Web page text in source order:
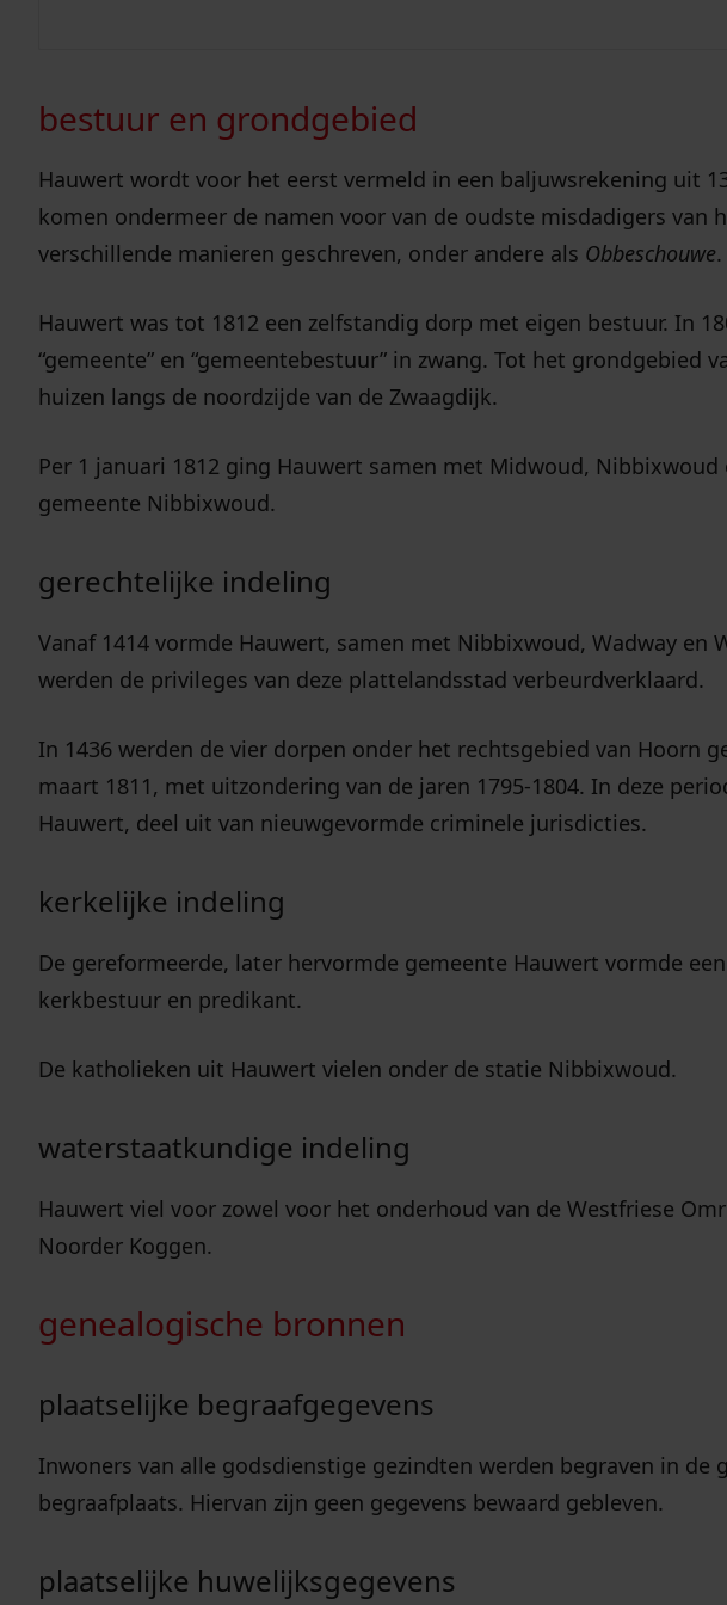
bestuur en grondgebied
Hauwert wordt voor het eerst vermeld in een baljuwsrekening uit
komen ondermeer de namen voor van de oudste misdadigers van
verschillende manieren geschreven, onder andere als Obbeschouwe.
Hauwert was tot 1812 een zelfstandig dorp met eigen bestuur. In
“gemeente” en “gemeentebestuur” in zwang. Tot het grondgebied
huizen langs de noordzijde van de Zwaagdijk.
Per 1 januari 1812 ging Hauwert samen met Midwoud,
gemeente Nibbixwoud.
gerechtelijke indeling
Vanaf 1414 vormde Hauwert, samen met Nibbixwoud, Wadway en
werden de privileges van deze plattelandsstad verbeurdverklaard.
In 1436 werden de vier dorpen onder het rechtsgebied van Hoorn
maart 1811, met uitzondering van de jaren 1795-1804. In deze
Hauwert, deel uit van nieuwgevormde criminele jurisdicties.
kerkelijke indeling
De gereformeerde, later hervormde gemeente Hauwert vormde
kerkbestuur en predikant.
De katholieken uit Hauwert vielen onder de statie Nibbixwoud.
waterstaatkundige indeling
Hauwert viel voor zowel voor het onderhoud van de Westfriese
Noorder Koggen.
genealogische bronnen
plaatselijke begraafgegevens
Inwoners van alle godsdienstige gezindten werden begraven in de
begraafplaats. Hiervan zijn geen gegevens bewaard gebleven.
plaatselijke huwelijksgegevens